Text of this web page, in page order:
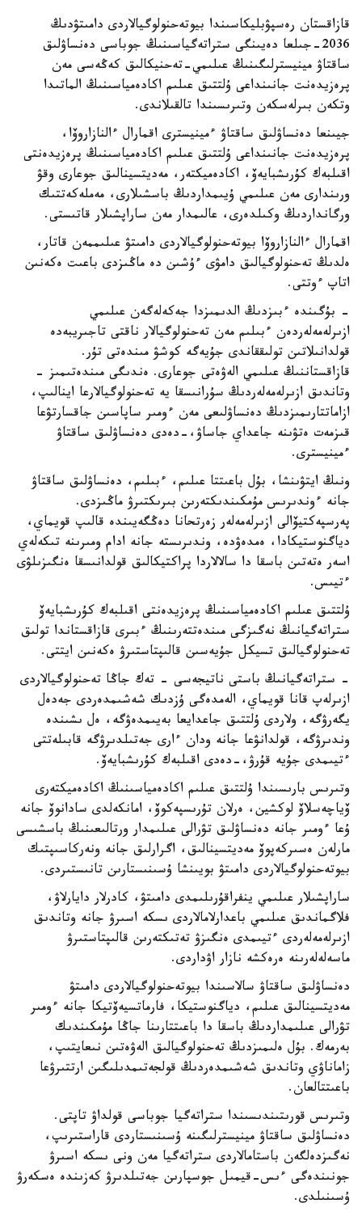
قازاقستان رەسپۋبليكاسىندا بيوتەحنولوگيالاردى دامىتۋدىڭ
2036-جىلعا دەيىنگى ستراتەگياسىنىڭ جوباسى دەنساۋلىق
ساقتاۋ مينيسترلىگىنىڭ عىلىمي-تەحنيكالىق كەڭەسى مەن
پرەزيدەنت جانىنداعى ۇلتتىق عىلىم اكادەمياسىنىڭ الماتىدا
وتكەن بىرلەسكەن وتىرىسىندا تالقىلاندى.
جيىنعا دەنساۋلىق ساقتاۋ ءمينيسترى اقمارال ءالنازاروۆا،
پرەزيدەنت جانىنداعى ۇلتتىق عىلىم اكادەمياسىنىڭ پرەزيدەنتى
اقىلبەك كۇرىشبايەۆ، اكادەميكتەر، مەديتسينالىق جوعارى وقۋ
ورىندارى مەن عىلىمي ۇيىمداردىڭ باسشىلارى، مەملەكەتتىك
ورگانداردىڭ وكىلدەرى، عالىمدار مەن ساراپشىلار قاتىستى.
اقمارال ءالنازاروۆا بيوتەحنولوگيالاردى دامىتۋ عىلىممەن قاتار،
ەلدىڭ تەحنولوگيالىق دامۋى ءۇشىن دە ماڭىزدى باعىت ەكەنىن
اتاپ ءوتتى.
- بۇگىندە ءبىزدىڭ الدىمىزدا جەكەلەگەن عىلىمي
ازىرلەمەلەردەن ءبىلىم مەن تەحنولوگيالار ناقتى تاجىريبەدە
قولدانىلاتىن تولىققاندى جۇيەگە كوشۋ مىندەتى تۇر.
قازاقستاننىڭ عىلىمي الەۋەتى جوعارى. ەندىگى مىندەتىمىز -
وتاندىق ازىرلەمەلەردىڭ سۇرانىسقا يە تەحنولوگيالارعا اينالىپ،
ازاماتتارىمىزدىڭ دەنساۋلىعى مەن ءومىر ساپاسىن جاقسارتۋعا
قىزمەت ەتۋىنە جاعداي جاساۋ،-دەدى دەنساۋلىق ساقتاۋ
ءمينيسترى.
ونىڭ ايتۋىنشا، بۇل باعىتتا عىلىم، ءبىلىم، دەنساۋلىق ساقتاۋ
جانە ءوندىرىس مۇمكىندىكتەرىن بىرىكتىرۋ ماڭىزدى.
پەرسپەكتيۆالى ازىرلەمەلەر زەرتحانا دەڭگەيىندە قالىپ قويماي،
دياگنوستيكادا، ەمدەۋدە، وندىرىستە جانە ادام ومىرىنە تىكەلەي
اسەر ەتەتىن باسقا دا سالالاردا پراكتيكالىق قولدانىسقا ەنگىزىلۋى
ءتيىس.
ۇلتتىق عىلىم اكادەمياسىنىڭ پرەزيدەنتى اقىلبەك كۇرىشبايەۆ
ستراتەگيانىڭ نەگىزگى مىندەتتەرىنىڭ ءبىرى قازاقستاندا تولىق
تەحنولوگيالىق تسيكل جۇيەسىن قالىپتاستىرۋ ەكەنىن ايتتى.
- ستراتەگيانىڭ باستى ناتيجەسى - تەك جاڭا تەحنولوگيالاردى
ازىرلەپ قانا قويماي، الەمدەگى ۇزدىك شەشىمدەردى جەدەل
يگەرۋگە، ولاردى ۇلتتىق جاعدايعا بەيىمدەۋگە، ەل ىشىندە
وندىرۋگە، قولدانۋعا جانە ودان ءارى جەتىلدىرۋگە قابىلەتتى
ءتيىمدى جۇيە قۇرۋ،-دەدى اقىلبەك كۇرىشبايەۆ.
وتىرىس بارىسىندا ۇلتتىق عىلىم اكادەمياسىنىڭ اكادەميكتەرى
ۆياچەسلاۆ لوكشين، ەرلان تۇرىسپەكوۆ، امانكەلدى سادانوۆ جانە
ۇعا ءومىر جانە دەنساۋلىق تۋرالى عىلىمدار ورتالىعىنىڭ باسشىسى
مارلەن ەسىركەپوۆ مەديتسينالىق، اگرارلىق جانە ونەركاسىپتىك
بيوتەحنولوگيالاردى دامىتۋ بويىنشا ۇسىنىستارىن تانىستىردى.
ساراپشىلار عىلىمي ينفراقۇرىلىمدى دامىتۋ، كادرلار دايارلاۋ،
فلاگماندىق عىلىمي باعدارلامالاردى ىسكە اسىرۋ جانە وتاندىق
ازىرلەمەلەردى ءتيىمدى ەنگىزۋ تەتىكتەرىن قالىپتاستىرۋ
ماسەلەلەرىنە ەرەكشە نازار اۋداردى.
دەنساۋلىق ساقتاۋ سالاسىندا بيوتەحنولوگيالاردى دامىتۋ
مەديتسينالىق عىلىم، دياگنوستيكا، فارماتسيەۆتيكا جانە ءومىر
تۋرالى عىلىمداردىڭ باسقا دا باعىتتارىنا جاڭا مۇمكىندىك
بەرمەك. بۇل ەلىمىزدىڭ تەحنولوگيالىق الەۋەتىن نىعايتىپ،
زاماناۋي وتاندىق شەشىمدەردىڭ قولجەتىمدىلىگىن ارتتىرۋعا
باعىتتالعان.
وتىرىس قورىتىندىسىندا ستراتەگيا جوباسى قولداۋ تاپتى.
دەنساۋلىق ساقتاۋ مينيسترلىگىنە ۇسىنىستاردى قاراستىرىپ،
نەگىزدەلگەن باستامالاردى ستراتەگيا مەن ونى ىسكە اسىرۋ
جونىندەگى ءىس-قيمىل جوسپارىن جەتىلدىرۋ كەزىندە ەسكەرۋ
ۇسىنىلدى.